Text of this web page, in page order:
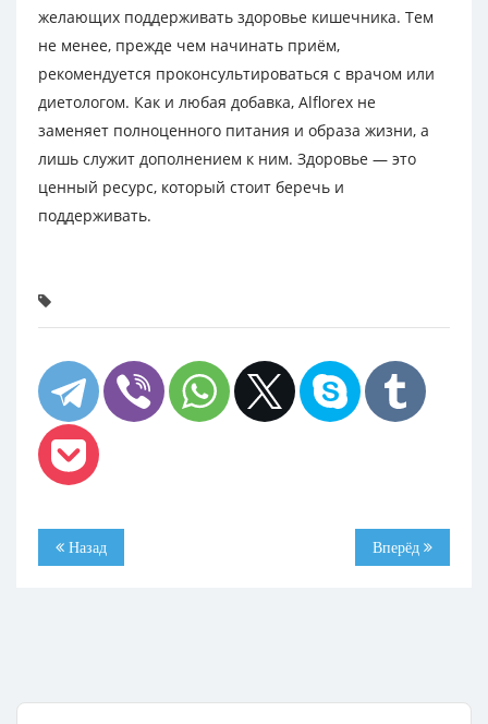
желающих поддерживать здоровье кишечника. Тем
не менее, прежде чем начинать приём,
рекомендуется проконсультироваться с врачом или
диетологом. Как и любая добавка, Alflorex не
заменяет полноценного питания и образа жизни, а
лишь служит дополнением к ним. Здоровье — это
ценный ресурс, который стоит беречь и
поддерживать.
Назад Вперёд